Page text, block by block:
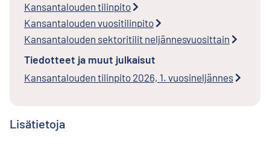
Kansantalouden tilinpito
Kansantalouden vuositilinpito
Kansantalouden sektoritilit neljännesvuosittain
Tiedotteet ja muut julkaisut
Kansantalouden tilinpito 2026, 1. vuosineljännes
Lisätietoja